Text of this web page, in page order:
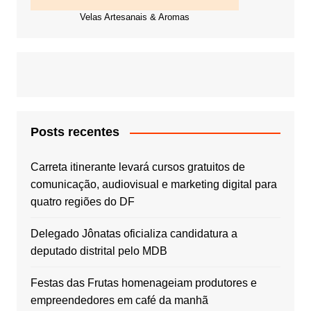
Velas Artesanais & Aromas
Posts recentes
Carreta itinerante levará cursos gratuitos de
comunicação, audiovisual e marketing digital para
quatro regiões do DF
Delegado Jônatas oficializa candidatura a
deputado distrital pelo MDB
Festas das Frutas homenageiam produtores e
empreendedores em café da manhã